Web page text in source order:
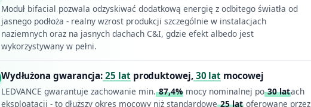
Moduł bifacial pozwala odzyskiwać dodatkową energię z odbitego światła od
jasnego podłoża - realny wzrost produkcji szczególnie w instalacjach
naziemnych oraz na jasnych dachach C&I, gdzie efekt albedo jest
wykorzystywany w pełni.
Wydłużona gwarancja: 25 latproduktowej,30 lat mocowej
LEDVANCE gwarantuje zachowanie min.87,4%mocy nominalnej po30 latach
eksploatacji - to dłuższy okres mocowy niż standardowe25 latoferowane przez